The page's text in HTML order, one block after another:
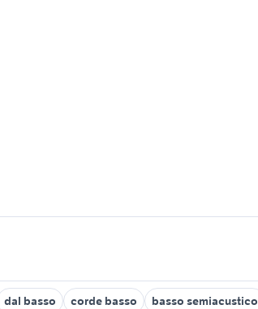
dal basso corde basso basso semiacustico